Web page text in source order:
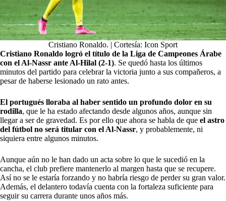
Cristiano Ronaldo. | Cortesía: Icon Sport
Cristiano Ronaldo logró el título de la Liga de Campeones Árabe
con el Al-Nassr ante Al-Hilal (2-1). Se quedó hasta los últimos
minutos del partido para celebrar la victoria junto a sus compañeros, a
pesar de haberse lesionado un rato antes.
El portugués lloraba al haber sentido un profundo dolor en su
rodilla, que le ha estado afectando desde algunos años, aunque sin
llegar a ser de gravedad. Es por ello que ahora se habla de que el astro
del fútbol no será titular con el Al-Nassr, y probablemente, ni
siquiera entre algunos minutos.
Aunque aún no le han dado un acta sobre lo que le sucedió en la
cancha, el club prefiere mantenerlo al margen hasta que se recupere.
Así no se le estaría forzando y no habría riesgo de perder su gran valor.
Además, el delantero todavía cuenta con la fortaleza suficiente para
seguir su carrera durante unos años más.